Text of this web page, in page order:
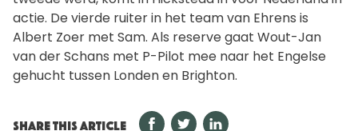
actie. De vierde ruiter in het team van Ehrens is
Albert Zoer met Sam. Als reserve gaat Wout-Jan
van der Schans met P-Pilot mee naar het Engelse
gehucht tussen Londen en Brighton.
SHARE THIS ARTICLE